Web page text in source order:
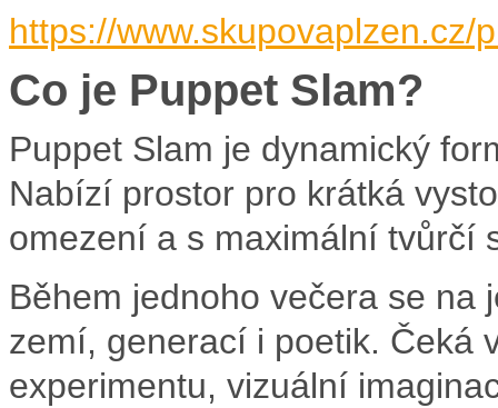
https://www.skupovaplzen.cz/
Co je Puppet Slam?
Puppet Slam je dynamický
Nabízí prostor pro krátká
omezení a s maximální tvůrčí
Během jednoho večera se na
zemí, generací i poetik. Čeká
experimentu, vizuální